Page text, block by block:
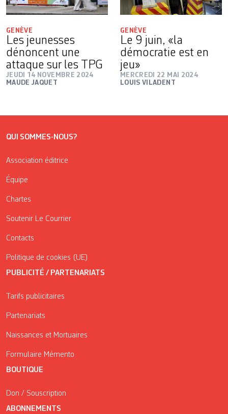
GENÈVE
Les jeunesses
dénoncent une
attaque sur les TPG
JEUDI 14 NOVEMBRE 2024
MAUDE JAQUET
GENÈVE
Le 9 juin, «la
démocratie est en
jeu»
MERCREDI 22 MAI 2024
LOUIS VILADENT
QUI SOMMES-NOUS?
Association éditrice
Équipe
Chartes
Soutenir Le Courrier
Contacts
Politique de cookies (UE)
PUBLICITÉ / PARTENARIATS
Tarifs publicitaires
Partenariats
Naissances et Mortuaires
Formulaire Mémento
BOUTIQUE
Don / Souscription
ABONNEMENTS